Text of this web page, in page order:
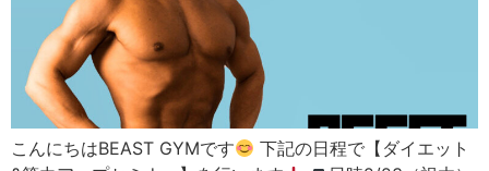
こんにちはBEAST GYMです
下記の日程で【ダイエット